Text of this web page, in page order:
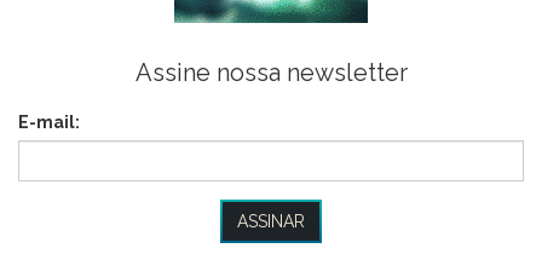
Assine nossa newsletter
E-mail: